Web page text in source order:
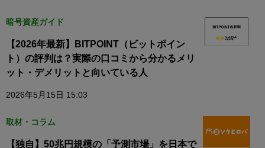
暗号資産ガイド
【2026年最新】BITPOINT（ビットポイン
ト）の評判は？実際の口コミから分かるメリ
ット・デメリットと向いている人
2026年5月15日 15:03
取材・コラム
【独自】50兆円規模の「予測市場」を日本で